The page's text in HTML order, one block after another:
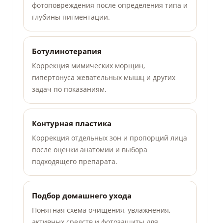
фотоповреждения после определения типа и
глубины пигментации.
Ботулинотерапия
Коррекция мимических морщин,
гипертонуса жевательных мышц и других
задач по показаниям.
Контурная пластика
Коррекция отдельных зон и пропорций лица
после оценки анатомии и выбора
подходящего препарата.
Подбор домашнего ухода
Понятная схема очищения, увлажнения,